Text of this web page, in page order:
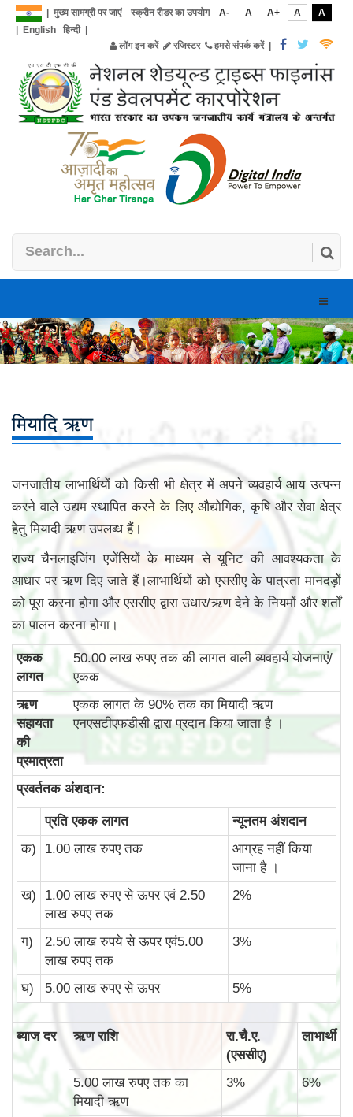
मुख्य सामग्री पर जाएं स्क्रीन रीडर का उपयोग A- A A+ A
A
English हिन्दी|
लॉग इन करें
रजिस्टर हमसे संपर्क करें|
Toggle
मियादि ऋण
जनजातीय लाभार्थियों को किसी भी क्षेत्र में अपने व्यवहार्य आय उत्पन्न
करने वाले उद्यम स्थापित करने के लिए औद्योगिक, कृषि और सेवा क्षेत्र
हेतु मियादी ऋण उपलब्ध हैं।
राज्य चैनलाइजिंग एजेंसियों के माध्यम से यूनिट की आवश्यकता के
आधार पर ऋण दिए जाते हैं।लाभार्थियों को एससीए के पात्रता मानदड़ों
को पूरा करना होगा और एससीए द्वारा उधार/ऋण देने के नियमों और शर्तों
का पालन करना होगा।
एकक
लागत
50.00 लाख रुपए तक की लागत वाली व्‍यवहार्य योजनाएं/
एकक
ऋण
सहायता
की
प्रमात्रता
एकक लागत के 90% तक का मियादी ऋण
एनएसटीएफडीसी द्वारा प्रदान किया जाता है ।
प्रवर्ततक अंशदान:
प्रति एकक लागत
न्‍यूनतम अंशदान
क)
1.00 लाख रुपए तक
आग्रह नहीं किया
जाना है ।
ख)
1.00 लाख रुपए से ऊपर एवं 2.50
लाख रुपए तक
2%
ग)
2.50 लाख रुपये से ऊपर एवं5.00
लाख रुपए तक
3%
घ) 5.00 लाख रुपए से ऊपर 5%
ब्‍याज दर ऋण राशि
रा.चै.ए.
(एससीए)
लाभार्थी
5.00 लाख रुपए तक का
मियादी ऋण
3% 6%